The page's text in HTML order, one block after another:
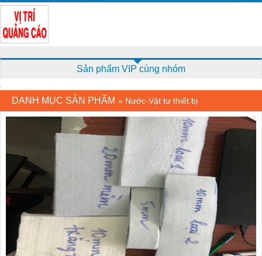
Sản phẩm VIP cùng nhóm
DANH MỤC SẢN PHẨM » Nước-Vật tư thiết bị